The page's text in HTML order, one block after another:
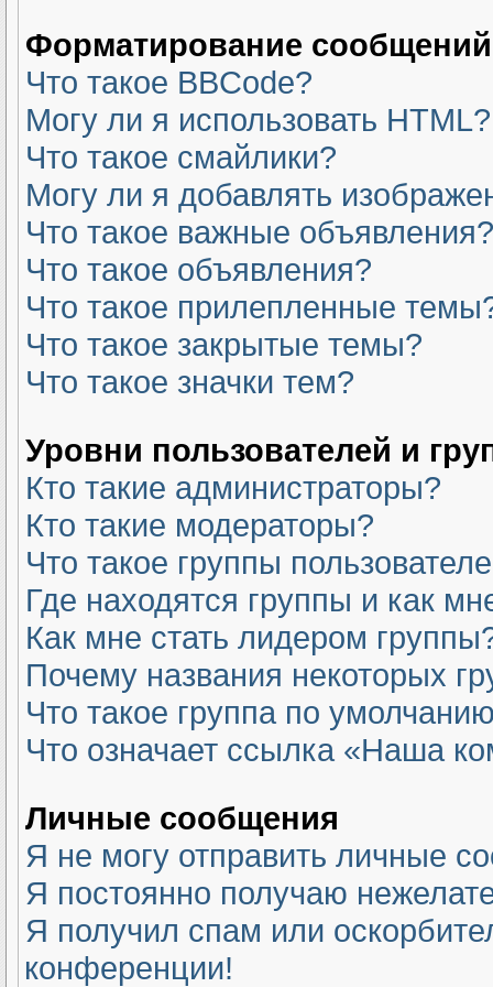
Форматирование
Что такое BBCode?
Могу ли я использовать HTML?
Что такое смайлики?
Могу ли я добавлять
Что такое важные объявления?
Что такое объявления?
Что такое прилепленные
Что такое закрытые темы?
Что такое значки тем?
Уровни пользователей и
Кто такие администраторы?
Кто такие модераторы?
Что такое группы
Где находятся группы и как
Как мне стать лидером
Почему названия некоторых
Что такое группа по
Что означает ссылка «Наша
Личные сообщения
Я не могу отправить личные
Я постоянно получаю
Я получил спам или
конференции!